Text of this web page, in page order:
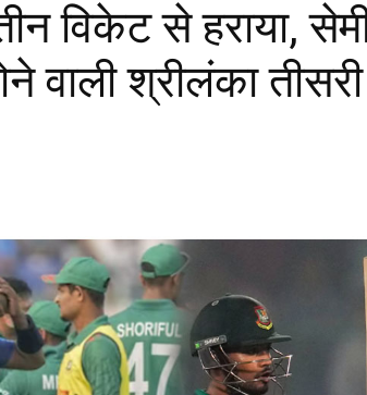
विकेट से हराया,
वाली श्रीलंका